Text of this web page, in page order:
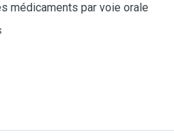
médicaments par voie orale